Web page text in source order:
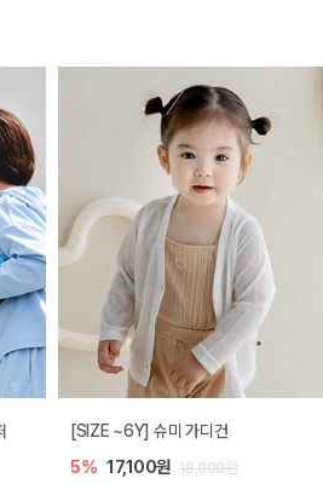
엘리오 아기 블라우스
20% 21,600원 27,000원